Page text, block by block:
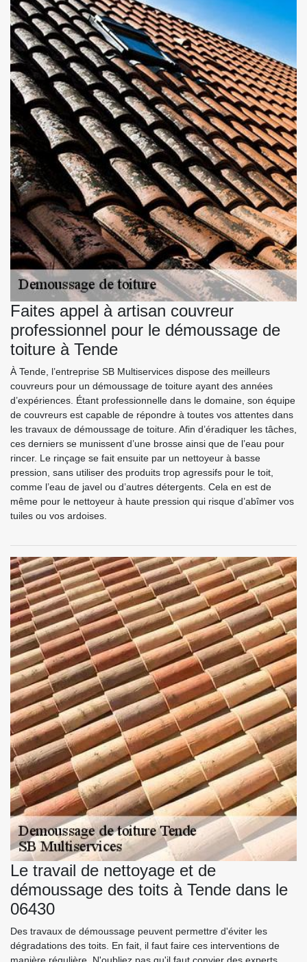
Faites appel à artisan couvreur
professionnel pour le démoussage de
toiture à Tende
À Tende, l’entreprise SB Multiservices dispose des meilleurs
couvreurs pour un démoussage de toiture ayant des années
d’expériences. Étant professionnelle dans le domaine, son équipe
de couvreurs est capable de répondre à toutes vos attentes dans
les travaux de démoussage de toiture. Afin d’éradiquer les tâches,
ces derniers se munissent d’une brosse ainsi que de l’eau pour
rincer. Le rinçage se fait ensuite par un nettoyeur à basse
pression, sans utiliser des produits trop agressifs pour le toit,
comme l’eau de javel ou d’autres détergents. Cela en est de
même pour le nettoyeur à haute pression qui risque d’abîmer vos
tuiles ou vos ardoises.
Le travail de nettoyage et de
démoussage des toits à Tende dans le
06430
Des travaux de démoussage peuvent permettre d'éviter les
dégradations des toits. En fait, il faut faire ces interventions de